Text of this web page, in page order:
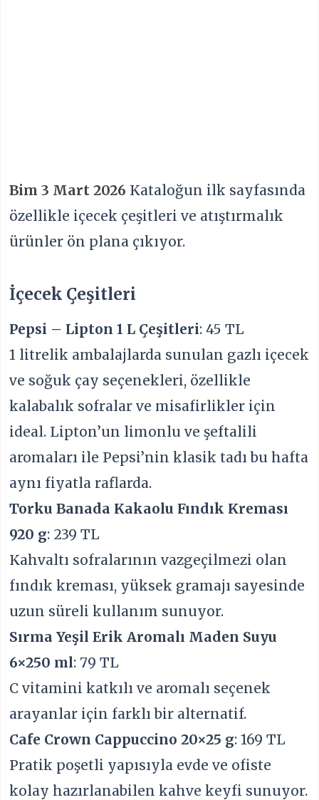
Bim 3 Mart 2026 Kataloğun ilk sayfasında
özellikle içecek çeşitleri ve atıştırmalık
ürünler ön plana çıkıyor.
İçecek Çeşitleri
Pepsi – Lipton 1 L Çeşitleri: 45 TL
1 litrelik ambalajlarda sunulan gazlı içecek
ve soğuk çay seçenekleri, özellikle
kalabalık sofralar ve misafirlikler için
ideal. Lipton’un limonlu ve şeftalili
aromaları ile Pepsi’nin klasik tadı bu hafta
aynı fiyatla raflarda.
Torku Banada Kakaolu Fındık Kreması
920 g: 239 TL
Kahvaltı sofralarının vazgeçilmezi olan
fındık kreması, yüksek gramajı sayesinde
uzun süreli kullanım sunuyor.
Sırma Yeşil Erik Aromalı Maden Suyu
6×250 ml: 79 TL
C vitamini katkılı ve aromalı seçenek
arayanlar için farklı bir alternatif.
Cafe Crown Cappuccino 20×25 g: 169 TL
Pratik poşetli yapısıyla evde ve ofiste
kolay hazırlanabilen kahve keyfi sunuyor.